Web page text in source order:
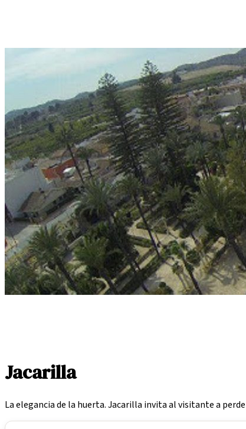
Jacarilla
La elegancia de la huerta. Jacarilla invita al visitante a